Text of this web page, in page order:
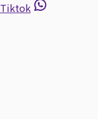
Tiktok